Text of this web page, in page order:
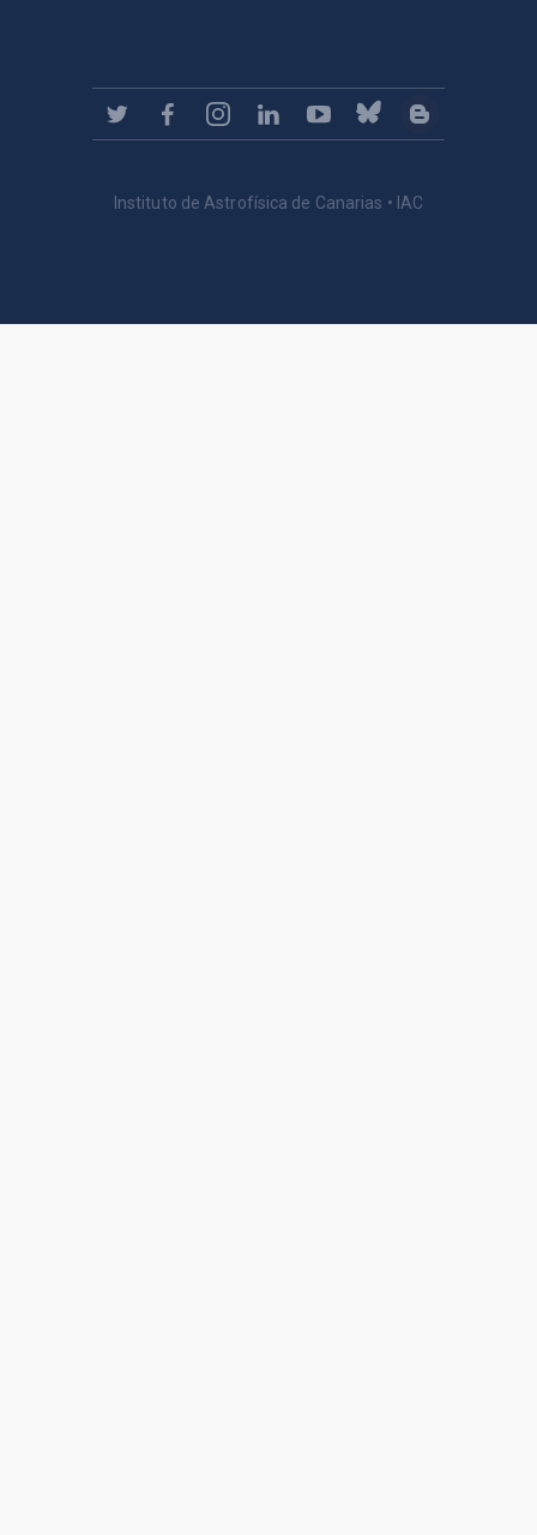
Instituto de Astrofísica de Canarias • IAC